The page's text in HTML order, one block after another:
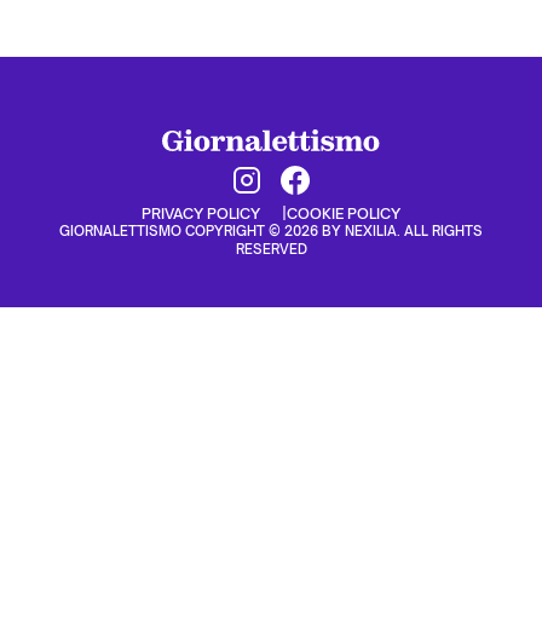
PRIVACY POLICY COOKIE POLICY
GIORNALETTISMO COPYRIGHT © 2026 BY NEXILIA. ALL RIGHTS
RESERVED